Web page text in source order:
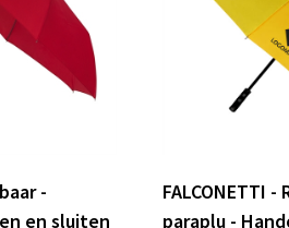
-
en sluiten
FALCONETTI
paraplu -